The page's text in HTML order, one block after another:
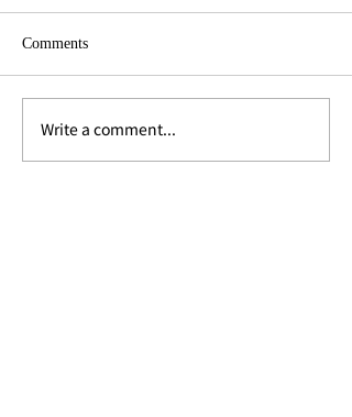
インターコンチネンタ
ル・バンコク "The
Comments
Write a comment...